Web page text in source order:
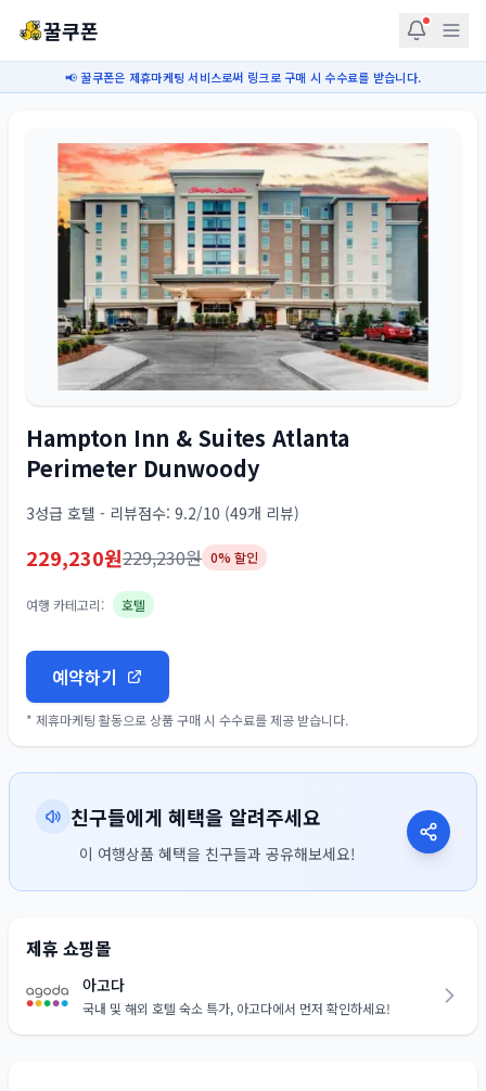
꿀쿠폰
📢 꿀쿠폰은 제휴마케팅 서비스로써 링크로 구매 시 수수료를 받습니다.
Hampton Inn & Suites Atlanta
Perimeter Dunwoody
3성급 호텔 - 리뷰점수: 9.2/10 (49개 리뷰)
229,230원229,230원 0% 할인
여행 카테고리: 호텔
예약하기
* 제휴마케팅 활동으로 상품 구매 시 수수료를 제공 받습니다.
친구들에게 혜택을 알려주세요
이 여행상품 혜택을 친구들과 공유해보세요!
제휴 쇼핑몰
아고다
국내 및 해외 호텔 숙소 특가, 아고다에서 먼저 확인하세요!